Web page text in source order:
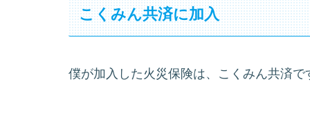
こくみん共済に加入
僕が加入した火災保険は、こくみん共済で